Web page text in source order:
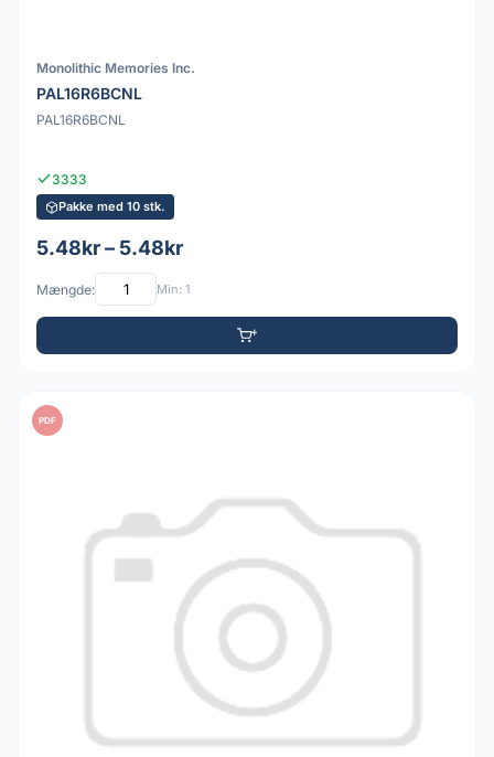
Monolithic Memories Inc.
PAL16R6BCNL
PAL16R6BCNL
3333
Pakke med 10 stk.
5.48kr – 5.48kr
Mængde: Min: 1
PDF